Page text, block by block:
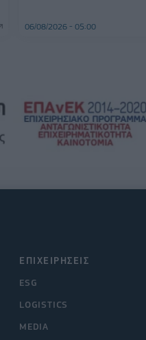
06/08/2026 - 05:00
ΕΠΙΧΕΙΡΗΣΕΙΣ
ESG
LOGISTICS
MEDIA